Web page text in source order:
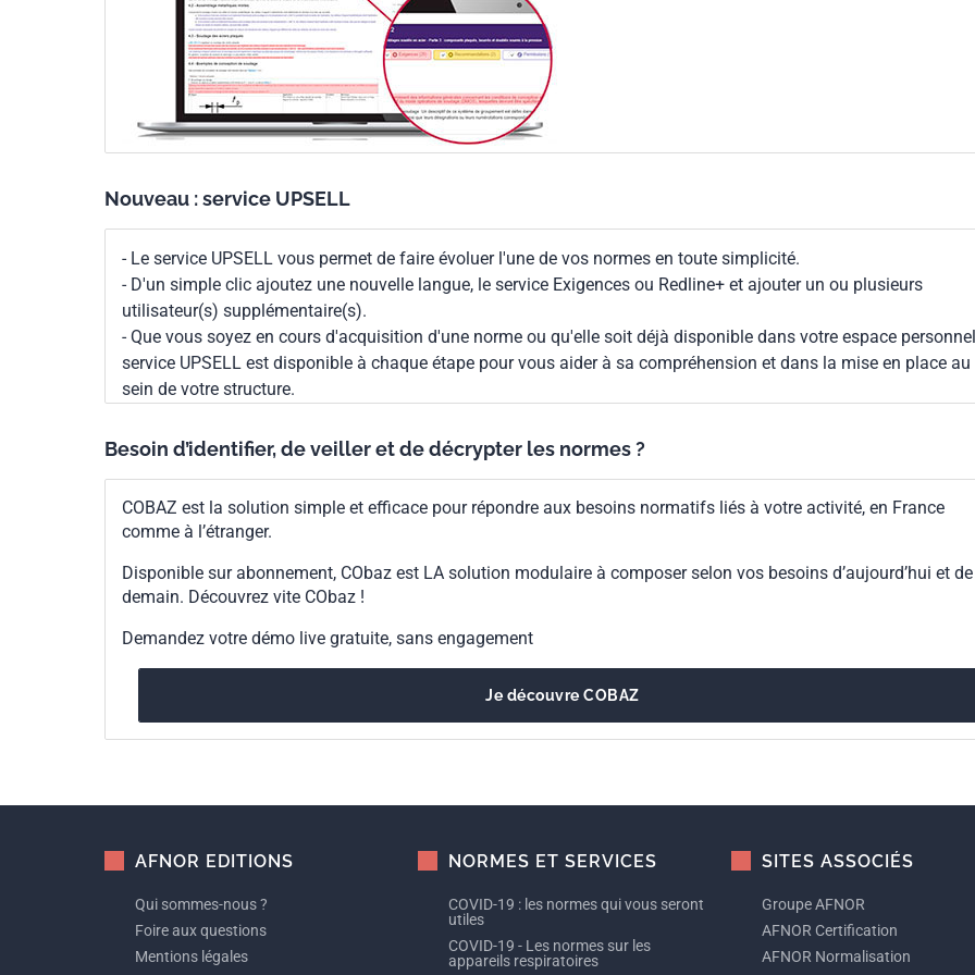
Nouveau : service UPSELL
- Le service UPSELL vous permet de faire évoluer l'une de vos normes en toute simplicité.
- D'un simple clic ajoutez une nouvelle langue, le service Exigences ou Redline+ et ajouter un ou plusieurs
utilisateur(s) supplémentaire(s).
- Que vous soyez en cours d'acquisition d'une norme ou qu'elle soit déjà disponible dans votre espace
service UPSELL est disponible à chaque étape pour vous aider à sa compréhension et dans la mise en place au
sein de votre structure.
Besoin d’identifier, de veiller et de décrypter les normes ?
COBAZ est la solution simple et efficace pour répondre aux besoins normatifs liés à votre activité, en France
comme à l’étranger.
Disponible sur abonnement, CObaz est LA solution modulaire à composer selon vos besoins d’aujourd’hui et de
demain. Découvrez vite CObaz !
Demandez votre démo live gratuite, sans engagement
Je découvre COBAZ
AFNOR EDITIONS
Qui sommes-nous ?
Foire aux questions
Mentions légales
NORMES ET SERVICES
COVID-19 : les normes qui vous seront
utiles
COVID-19 - Les normes sur les
appareils respiratoires
SITES ASSOCIÉS
Groupe AFNOR
AFNOR Certification
AFNOR Normalisation